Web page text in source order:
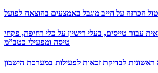
הכרזה על חייב מוגבל באמצעים בהוצאה לפועל
עבור טייסים, בעלי רישיון על כלי רחיפה, פקחי
טיסה ומפעילי כטב”מ
לבדיקת זכאות לפעילות במערכת הישבון